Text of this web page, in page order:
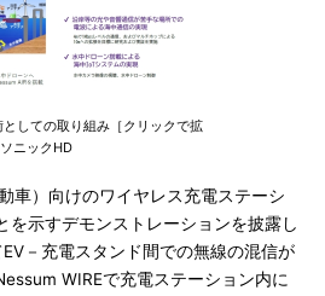
しての取り組み［クリックで拡
ニックHD
車）向けのワイヤレス充電ステーシ
を示すデモンストレーションを披露し
－充電スタンド間での無線の混信が
WIREで充電ステーション内に